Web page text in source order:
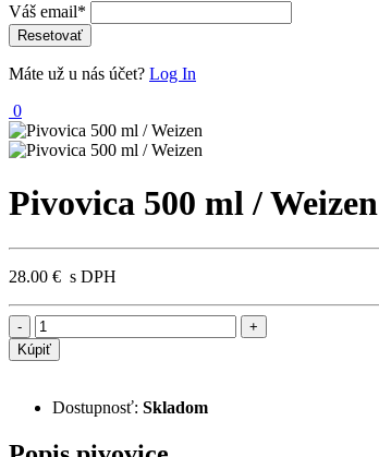
Váš email*
Resetovať
Máte už u nás účet? Log In
0
Pivovica 500 ml / Weizen
28.00 € s DPH
Kúpiť
Dostupnosť: Skladom